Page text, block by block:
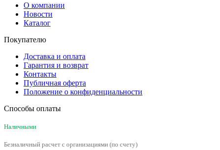
О компании
Новости
Каталог
Покупателю
Доставка и оплата
Гарантия и возврат
Контакты
Публичная оферта
Положение о конфиденциальности
Способы оплаты
Наличными
Безналичный расчет с организациями (по счету)